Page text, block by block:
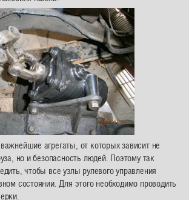
агрегаты, от которых зависит не
но и безопасность людей. Поэтому так
чтобы все узлы рулевого управления
состоянии. Для этого необходимо проводить